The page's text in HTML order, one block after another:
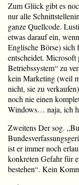
Zum Glück gibt es
nur alle
ganze Quellcode.
etwas darauf ein,
Englische Börse)
entscheidet. Microsoft
Betriebssystem“ zu
kein Marketing (weil
nicht, sie zu
noch nie einen
Windows… naja, ich
Zweitens Der sog.
ist er immer noch
konkreten Gefahr für
bestehen“. Kein